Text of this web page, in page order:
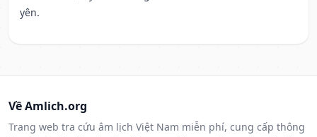
yên.
Về Amlich.org
Trang web tra cứu âm lịch Việt Nam miễn phí, cung cấp thông